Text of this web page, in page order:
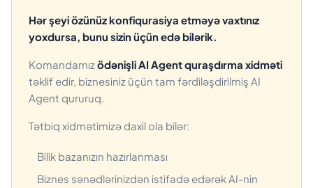
Hər şeyi özünüz konfiqurasiya etməyə vaxtınız
yoxdursa, bunu sizin üçün edə bilərik.
Komandamızödənişli AI Agent quraşdırma xidməti
təklif edir, biznesiniz üçün tam fərdiləşdirilmiş AI
Agent qururuq.
Tətbiq xidmətimizə daxil ola bilər:
Bilik bazanızın hazırlanması
Biznes sənədlərinizdən istifadə edərək AI-nin